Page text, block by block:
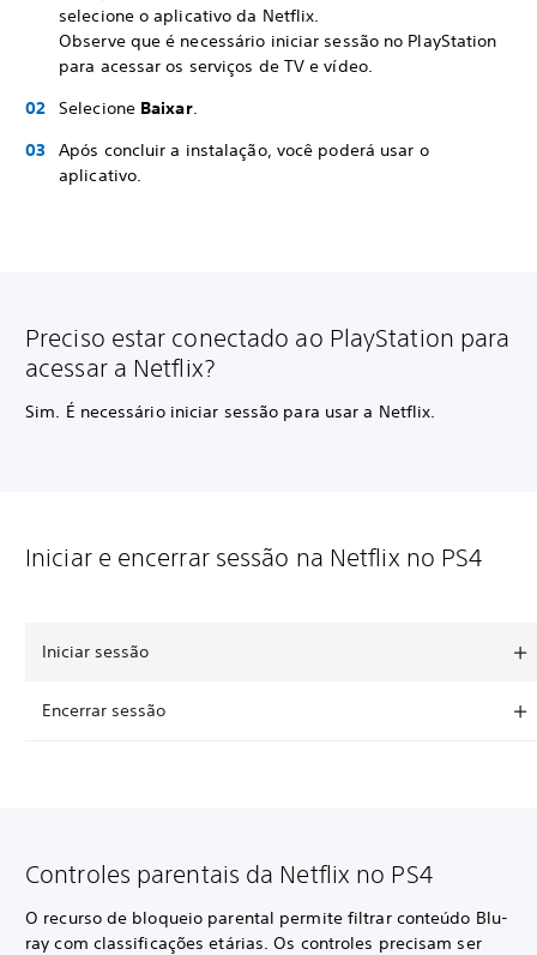
selecione o aplicativo da Netflix.
Observe que é necessário iniciar sessão no PlayStation
para acessar os serviços de TV e vídeo.
Selecione Baixar.
Após concluir a instalação, você poderá usar o
aplicativo.
Preciso estar conectado ao PlayStation para
acessar a Netflix?
Sim. É necessário iniciar sessão para usar a Netflix.
Iniciar e encerrar sessão na Netflix no PS4
Iniciar sessão
Encerrar sessão
Controles parentais da Netflix no PS4
O recurso de bloqueio parental permite filtrar conteúdo Blu-
ray com classificações etárias. Os controles precisam ser